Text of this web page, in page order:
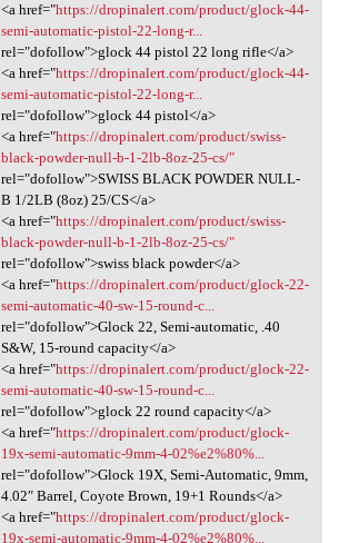
<a href="https://dropinalert.com/product/glock-44-
semi-automatic-pistol-22-long-r...
rel="dofollow">glock 44 pistol 22 long rifle</a>
<a href="https://dropinalert.com/product/glock-44-
semi-automatic-pistol-22-long-r...
rel="dofollow">glock 44 pistol</a>
<a href="https://dropinalert.com/product/swiss-
black-powder-null-b-1-2lb-8oz-25-cs/"
rel="dofollow">SWISS BLACK POWDER NULL-
B 1/2LB (8oz) 25/CS</a>
<a href="https://dropinalert.com/product/swiss-
black-powder-null-b-1-2lb-8oz-25-cs/"
rel="dofollow">swiss black powder</a>
<a href="https://dropinalert.com/product/glock-22-
semi-automatic-40-sw-15-round-c...
rel="dofollow">Glock 22, Semi-automatic, .40
S&W, 15-round capacity</a>
<a href="https://dropinalert.com/product/glock-22-
semi-automatic-40-sw-15-round-c...
rel="dofollow">glock 22 round capacity</a>
<a href="https://dropinalert.com/product/glock-
19x-semi-automatic-9mm-4-02%e2%80%...
rel="dofollow">Glock 19X, Semi-Automatic, 9mm,
4.02″ Barrel, Coyote Brown, 19+1 Rounds</a>
<a href="https://dropinalert.com/product/glock-
19x-semi-automatic-9mm-4-02%e2%80%...